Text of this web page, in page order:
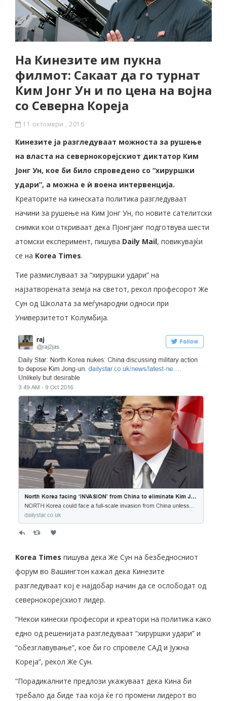
На Кинезите им пукна
филмот: Сакаат да го турнат
Ким Јонг Ун и по цена на војна
со Северна Кореја
11 октомври , 2016
Кинезите ја разгледуваат можноста за рушење
на власта на севернокорејскиот диктатор Ким
Јонг Ун, кое би било спроведено со “хируршки
удари”, а можна е ѝ воена интервенција.
Креаторите на кинеската политика разгледуваат
начини за рушење на Ким Јонг Ун, по новите сателитски
снимки кои откриваат дека Пјонгјанг подготвува шести
атомски експеримент, пишува Daily Mail, повикувајќи
се на Korea Times.
Тие размислуваат за “хируршки удари” на
најзатворената земја на светот, рекол професорот Же
Сун од Школата за меѓународни односи при
Универзитетот Колумбија.
Korea Times пишува дека Же Сун на безбедносниот
форум во Вашингтон кажал дека Кинезите
разгледуваат кој е најдобар начин да се ослободат од
севернокорејскиот лидер.
“Некои кинески професори и креатори на политика како
едно од решенијата разгледуваат “хируршки удари” и
“обезглавување”, кое би го спровеле САД и Јужна
Кореја”, рекол Же Сун.
“Порадикалните предлози укажуваат дека Кина би
требало да биде таа која ќе го промени лидерот во